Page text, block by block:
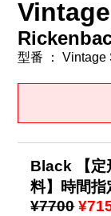
型番 ： Vintage
Black 【定
料】時間指
¥7700